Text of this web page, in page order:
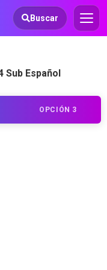
Buscar
Sub Español
OPCIÓN 3